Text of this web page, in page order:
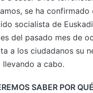
se ha
socialista de
del pasado mes de
a los ciudadanos su
llevando a cabo.
SABER POR